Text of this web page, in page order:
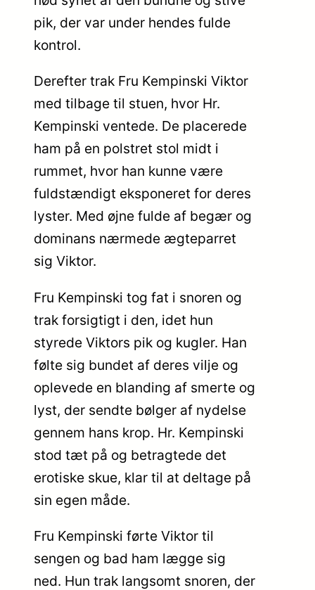
pik, der var under hendes fulde
kontrol.
Derefter trak Fru Kempinski Viktor
med tilbage til stuen, hvor Hr.
Kempinski ventede. De placerede
ham på en polstret stol midt i
rummet, hvor han kunne være
fuldstændigt eksponeret for deres
lyster. Med øjne fulde af begær og
dominans nærmede ægteparret
sig Viktor.
Fru Kempinski tog fat i snoren og
trak forsigtigt i den, idet hun
styrede Viktors pik og kugler. Han
følte sig bundet af deres vilje og
oplevede en blanding af smerte og
lyst, der sendte bølger af nydelse
gennem hans krop. Hr. Kempinski
stod tæt på og betragtede det
erotiske skue, klar til at deltage på
sin egen måde.
Fru Kempinski førte Viktor til
sengen og bad ham lægge sig
ned. Hun trak langsomt snoren, der